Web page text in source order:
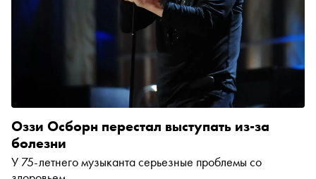
Оззи Осборн перестал выступать из-за
болезни
У 75-летнего музыканта серьезные проблемы со